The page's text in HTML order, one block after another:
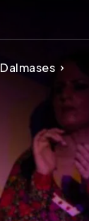
Dalmases